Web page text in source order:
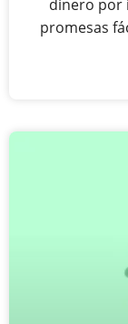
dinero por
promesas